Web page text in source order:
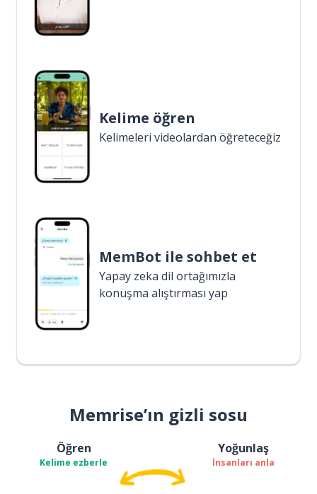
Kelime öğren
Kelimeleri videolardan öğreteceğiz
MemBot ile sohbet et
Yapay zeka dil ortağımızla
konuşma alıştırması yap
Memrise’ın gizli sosu
Öğren
Kelime ezberle
Yoğunlaş
İnsanları anla